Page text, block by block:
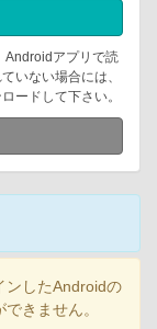
Androidアプリで読
いない場合には、
ードして下さい。
ンしたAndroidの
きません。